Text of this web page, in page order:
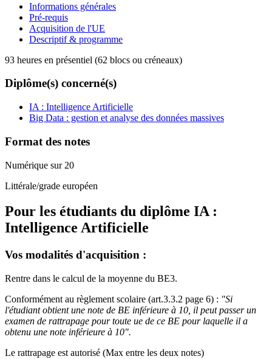
Informations générales
Pré-requis
Acquisition de l'UE
Descriptif & programme
93 heures en présentiel (62 blocs ou créneaux)
Diplôme(s) concerné(s)
IA : Intelligence Artificielle
Big Data : gestion et analyse des données massives
Format des notes
Numérique sur 20
Littérale/grade européen
Pour les étudiants du diplôme IA :
Intelligence Artificielle
Vos modalités d'acquisition :
Rentre dans le calcul de la moyenne du BE3.
Conformément au règlement scolaire (art.3.3.2 page 6) : "Si
l'étudiant obtient une note de BE inférieure à 10, il peut passer un
examen de rattrapage pour toute ue de ce BE pour laquelle il a
obtenu une note inférieure à 10".
Le rattrapage est autorisé (Max entre les deux notes)